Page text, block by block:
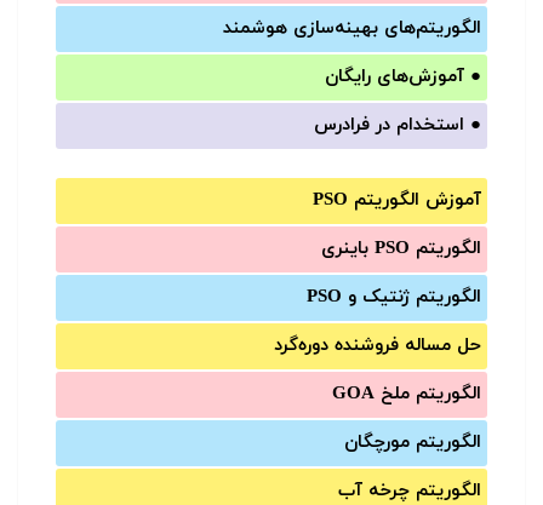
الگوریتم‌های بهینه‌سازی هوشمند
● آموزش‌های رایگان
● استخدام در فرادرس
آموزش الگوریتم PSO
الگوریتم PSO باینری
الگوریتم ژنتیک و PSO
حل مساله فروشنده دوره‌گرد
الگوریتم ملخ GOA
الگوریتم مورچگان
الگوریتم چرخه آب